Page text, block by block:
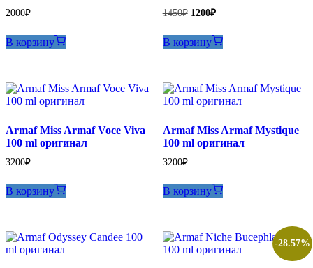
2000₽
В корзину
1450₽ Первоначальная
1450₽.
1200₽Текущая
1200₽.
В корзину
Armaf Miss Armaf Voce Viva
100 ml оригинал
3200₽
В корзину
Armaf Miss Armaf Mystique
100 ml оригинал
3200₽
В корзину
-28.57%